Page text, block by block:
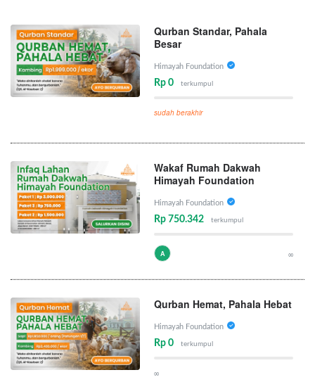
Qurban Standar, Pahala
Besar
Himayah Foundation
Rp 0 terkumpul
sudah berakhir
Wakaf Rumah Dakwah
Himayah Foundation
Himayah Foundation
Rp 750.342 terkumpul
A ∞
Qurban Hemat, Pahala Hebat
Himayah Foundation
Rp 0 terkumpul
∞